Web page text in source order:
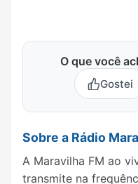
O que você
Gostei
Sobre a Rádio
A Maravilha FM ao
transmite na